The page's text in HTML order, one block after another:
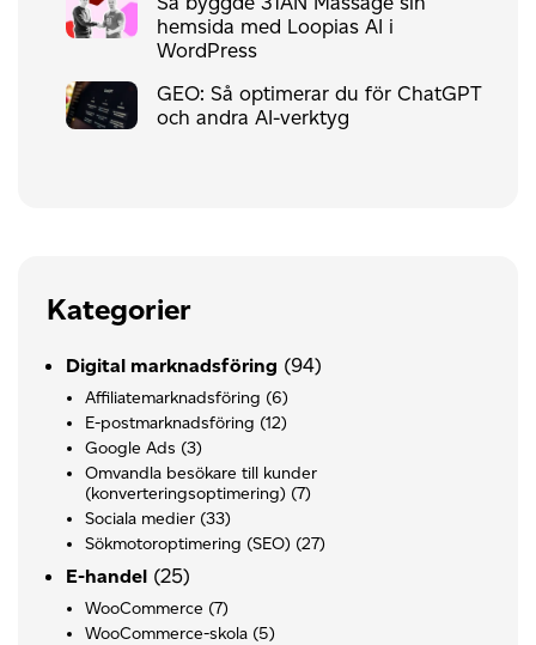
hemsida med Loopias AI i
WordPress
GEO: Så optimerar du för ChatGPT
och andra AI-verktyg
Kategorier
Digital marknadsföring (94)
Affiliatemarknadsföring (6)
E-postmarknadsföring (12)
Google Ads (3)
Omvandla besökare till kunder
(konverteringsoptimering) (7)
Sociala medier (33)
Sökmotoroptimering (SEO) (27)
E-handel (25)
WooCommerce (7)
WooCommerce-skola (5)